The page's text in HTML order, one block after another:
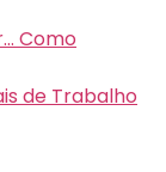
Como
de Trabalho